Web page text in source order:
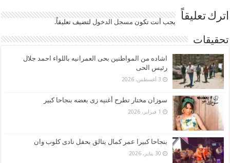
اترك تعليقاً يجب أنت تكون مسجل الدخول لتضيف تعليقاً.
تحقيقات
اشاده من المواطنين بحى العمرانيه باللواء احمد جلال
رئيس الحى
3 أغسطس، 2026
سوزان مختار تطرح أغنيه زى بعضه بنجاحا كبير
1 فبراير، 2026
بنجاحا كبيرا عمر كمال يتالق بحفل نادى كلوب وان
30 يناير، 2026